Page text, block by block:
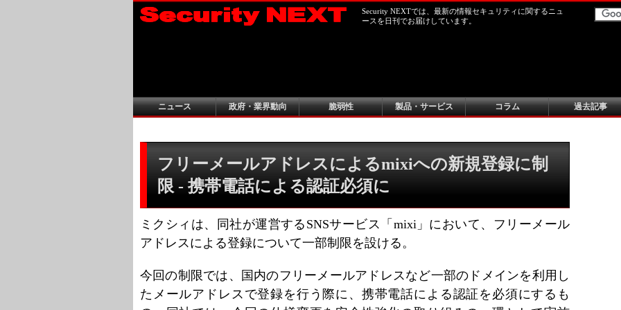
Security NEXTでは、最新の情報セキュリティに関するニュ
ースを日刊でお届けしています。
ニュース 政府・業界動向 脆弱性 製品・サービス コラム 過去記事
フリーメールアドレスによるmixiへの新規登録に制
限 - 携帯電話による認証必須に
ミクシィは、同社が運営するSNSサービス「mixi」において、フリーメール
アドレスによる登録について一部制限を設ける。
今回の制限では、国内のフリーメールアドレスなど一部のドメインを利用し
たメールアドレスで登録を行う際に、携帯電話による認証を必須にするも